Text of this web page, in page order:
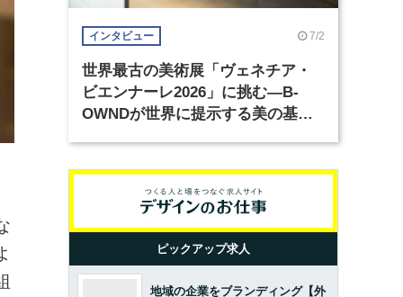
インタビュー 7/2
世界最古の美術展「ヴェネチア・
ビエンナーレ2026」に挑む―B-
OWNDが世界に提示する美の基準
ピックアップ求人
地域の企業をブランディング【外